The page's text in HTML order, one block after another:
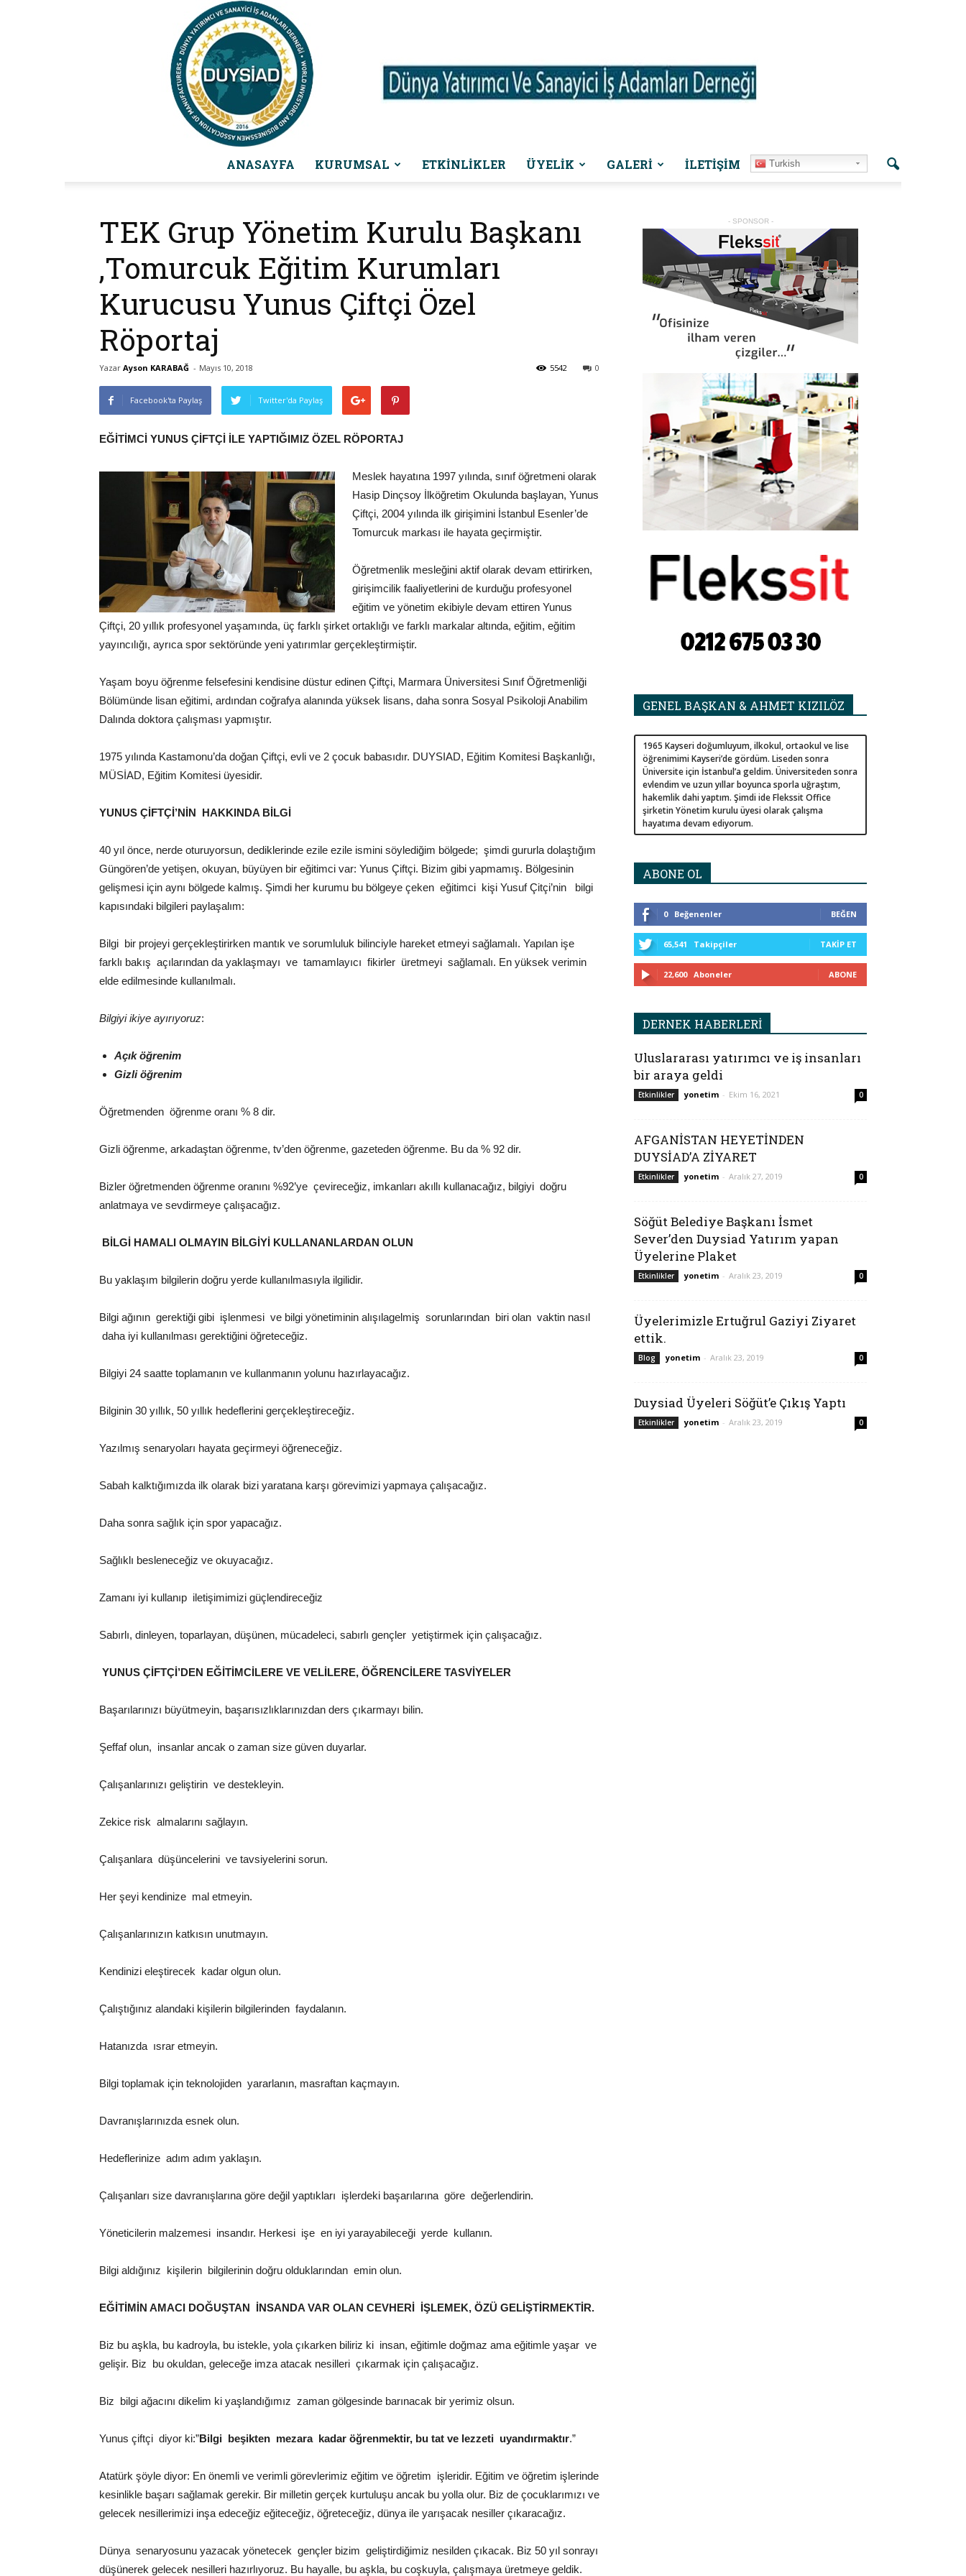
Sanayi
İş
Derneği
ANASAYFA KURUMSAL ETKINLIKLER ÜYELİK GALERİ İLETIŞIM Turkish
TEK Grup Yönetim Kurulu Başkanı
,Tomurcuk Eğitim Kurumları
Kurucusu Yunus Çiftçi Özel
Röportaj
Yazar Ayson KARABAĞ - Mayıs 10, 2018 0
5542
Facebook'ta Paylaş Twitter'da Paylaş
EĞİTİMCİ YUNUS ÇİFTÇİ İLE YAPTIĞIMIZ ÖZEL RÖPORTAJ
Meslek hayatına 1997 yılında, sınıf öğretmeni olarak
Hasip Dinçsoy İlköğretim Okulunda başlayan, Yunus
Çiftçi, 2004 yılında ilk girişimini İstanbul Esenler’de
Tomurcuk markası ile hayata geçirmiştir.
Öğretmenlik mesleğini aktif olarak devam ettirirken,
girişimcilik faaliyetlerini de kurduğu profesyonel
eğitim ve yönetim ekibiyle devam ettiren Yunus
Çiftçi, 20 yıllık profesyonel yaşamında, üç farklı şirket ortaklığı ve farklı markalar altında, eğitim, eğitim
yayıncılığı, ayrıca spor sektöründe yeni yatırımlar gerçekleştirmiştir.
Yaşam boyu öğrenme felsefesini kendisine düstur edinen Çiftçi, Marmara Üniversitesi Sınıf Öğretmenliği
Bölümünde lisan eğitimi, ardından coğrafya alanında yüksek lisans, daha sonra Sosyal Psikoloji Anabilim
Dalında doktora çalışması yapmıştır.
1975 yılında Kastamonu’da doğan Çiftçi, evli ve 2 çocuk babasıdır. DUYSIAD, Eğitim Komitesi Başkanlığı,
MÜSİAD, Eğitim Komitesi üyesidir.
YUNUS ÇİFTÇİ’NİN HAKKINDA BİLGİ
40 yıl önce, nerde oturuyorsun, dediklerinde ezile ezile ismini söylediğim bölgede; şimdi gururla dolaştığım
Güngören’de yetişen, okuyan, büyüyen bir eğitimci var: Yunus Çiftçi. Bizim gibi yapmamış. Bölgesinin
gelişmesi için aynı bölgede kalmış. Şimdi her kurumu bu bölgeye çeken eğitimci kişi Yusuf Çitçi’nin bilgi
kapısındaki bilgileri paylaşalım:
Bilgi bir projeyi gerçekleştirirken mantık ve sorumluluk bilinciyle hareket etmeyi sağlamalı. Yapılan işe
farklı bakış açılarından da yaklaşmayı ve tamamlayıcı fikirler üretmeyi sağlamalı. En yüksek verimin
elde edilmesinde kullanılmalı.
Bilgiyi ikiye ayırıyoruz:
Açık öğrenim
Gizli öğrenim
Öğretmenden öğrenme oranı % 8 dir.
Gizli öğrenme, arkadaştan öğrenme, tv’den öğrenme, gazeteden öğrenme. Bu da % 92 dir.
Bizler öğretmenden öğrenme oranını %92’ye çevireceğiz, imkanları akıllı kullanacağız, bilgiyi doğru
anlatmaya ve sevdirmeye çalışacağız.
BİLGİ HAMALI OLMAYIN BİLGİYİ KULLANANLARDAN OLUN
Bu yaklaşım bilgilerin doğru yerde kullanılmasıyla ilgilidir.
Bilgi ağının gerektiği gibi işlenmesi ve bilgi yönetiminin alışılagelmiş sorunlarından biri olan vaktin nasıl
daha iyi kullanılması gerektiğini öğreteceğiz.
Bilgiyi 24 saatte toplamanın ve kullanmanın yolunu hazırlayacağız.
Bilginin 30 yıllık, 50 yıllık hedeflerini gerçekleştireceğiz.
Yazılmış senaryoları hayata geçirmeyi öğreneceğiz.
Sabah kalktığımızda ilk olarak bizi yaratana karşı görevimizi yapmaya çalışacağız.
Daha sonra sağlık için spor yapacağız.
Sağlıklı besleneceğiz ve okuyacağız.
Zamanı iyi kullanıp iletişimimizi güçlendireceğiz
Sabırlı, dinleyen, toparlayan, düşünen, mücadeleci, sabırlı gençler yetiştirmek için çalışacağız.
YUNUS ÇİFTÇİ’DEN EĞİTİMCİLERE VE VELİLERE, ÖĞRENCİLERE TASVİYELER
Başarılarınızı büyütmeyin, başarısızlıklarınızdan ders çıkarmayı bilin.
Şeffaf olun, insanlar ancak o zaman size güven duyarlar.
Çalışanlarınızı geliştirin ve destekleyin.
Zekice risk almalarını sağlayın.
Çalışanlara düşüncelerini ve tavsiyelerini sorun.
Her şeyi kendinize mal etmeyin.
Çalışanlarınızın katkısın unutmayın.
Kendinizi eleştirecek kadar olgun olun.
Çalıştığınız alandaki kişilerin bilgilerinden faydalanın.
Hatanızda ısrar etmeyin.
Bilgi toplamak için teknolojiden yararlanın, masraftan kaçmayın.
Davranışlarınızda esnek olun.
Hedeflerinize adım adım yaklaşın.
Çalışanları size davranışlarına göre değil yaptıkları işlerdeki başarılarına göre değerlendirin.
Yöneticilerin malzemesi insandır. Herkesi işe en iyi yarayabileceği yerde kullanın.
Bilgi aldığınız kişilerin bilgilerinin doğru olduklarından emin olun.
EĞİTİMİN AMACI DOĞUŞTAN İNSANDA VAR OLAN CEVHERİ İŞLEMEK, ÖZÜ GELİŞTİRMEKTİR.
Biz bu aşkla, bu kadroyla, bu istekle, yola çıkarken biliriz ki insan, eğitimle doğmaz ama eğitimle yaşar ve
gelişir. Biz bu okuldan, geleceğe imza atacak nesilleri çıkarmak için çalışacağız.
Biz bilgi ağacını dikelim ki yaşlandığımız zaman gölgesinde barınacak bir yerimiz olsun.
Yunus çiftçi diyor ki:”Bilgi beşikten mezara kadar öğrenmektir, bu tat ve lezzeti uyandırmaktır.”
Atatürk şöyle diyor: En önemli ve verimli görevlerimiz eğitim ve öğretim işleridir. Eğitim ve öğretim işlerinde
kesinlikle başarı sağlamak gerekir. Bir milletin gerçek kurtuluşu ancak bu yolla olur. Biz de çocuklarımızı ve
gelecek nesillerimizi inşa edeceğiz eğiteceğiz, öğreteceğiz, dünya ile yarışacak nesiller çıkaracağız.
Dünya senaryosunu yazacak yönetecek gençler bizim geliştirdiğimiz nesilden çıkacak. Biz 50 yıl sonrayı
düşünerek gelecek nesilleri hazırlıyoruz. Bu hayalle, bu aşkla, bu coşkuyla, çalışmaya üretmeye geldik.
- SPONSOR -
GENEL BAŞKAN & AHMET KIZILÖZ
1965 Kayseri doğumluyum, ilkokul, ortaokul ve lise
öğrenimimi Kayseri’de gördüm. Liseden sonra
Üniversite için İstanbul’a geldim. Üniversiteden sonra
evlendim ve uzun yıllar boyunca sporla uğraştım,
hakemlik dahi yaptım. Şimdi ide Flekssit Office
şirketin Yönetim kurulu üyesi olarak çalışma
hayatıma devam ediyorum.
ABONE OL
0 Beğenenler BEĞEN
65,541 Takipçiler TAKIP ET
22,600 Aboneler ABONE
DERNEK HABERLERİ
Uluslararası yatırımcı ve iş insanları
bir araya geldi
Etkinlikler yonetim - Ekim 16, 2021 0
AFGANİSTAN HEYETİNDEN
DUYSİAD’A ZİYARET
Etkinlikler yonetim - Aralık 27, 2019 0
Söğüt Belediye Başkanı İsmet
Sever’den Duysiad Yatırım yapan
Üyelerine Plaket
Etkinlikler yonetim - Aralık 23, 2019 0
Üyelerimizle Ertuğrul Gaziyi Ziyaret
ettik.
Blog yonetim - Aralık 23, 2019 0
Duysiad Üyeleri Söğüt’e Çıkış Yaptı
Etkinlikler yonetim - Aralık 23, 2019 0